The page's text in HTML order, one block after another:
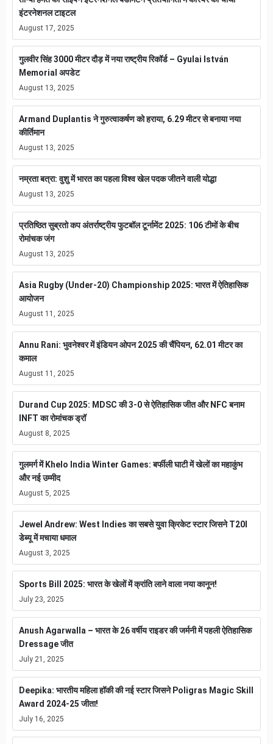
इंटरनेशनल टाइटल
August 17, 2025
गुलवीर सिंह 3000 मीटर दौड़ में नया राष्ट्रीय रिकॉर्ड – Gyulai István
Memorial अपडेट
August 13, 2025
Armand Duplantis ने गुरुत्वाकर्षण को हराया, 6.29 मीटर से बनाया नया
कीर्तिमान
August 13, 2025
नम्रता बत्रा: वुशु में भारत का पहला विश्व खेल पदक जीतने वाली योद्धा
August 13, 2025
प्रतिष्ठित सुब्रतो कप अंतर्राष्ट्रीय फुटबॉल टूर्नामेंट 2025: 106 टीमों के बीच
रोमांचक जंग
August 13, 2025
Asia Rugby (Under-20) Championship 2025: भारत में ऐतिहासिक
आयोजन
August 11, 2025
Annu Rani: भुवनेश्वर में इंडियन ओपन 2025 की चैंपियन, 62.01 मीटर का
कमाल
August 11, 2025
Durand Cup 2025: MDSC की 3-0 से ऐतिहासिक जीत और NFC बनाम
INFT का रोमांचक ड्रॉ
August 8, 2025
गुलमर्ग में Khelo India Winter Games: बर्फीली घाटी में खेलों का महाकुंभ
और नई उम्मीद
August 5, 2025
Jewel Andrew: West Indies का सबसे युवा क्रिकेट स्टार जिसने T20I
डेब्यू में मचाया धमाल
August 3, 2025
Sports Bill 2025: भारत के खेलों में क्रांति लाने वाला नया कानून!
July 23, 2025
Anush Agarwalla – भारत के 26 वर्षीय राइडर की जर्मनी में पहली ऐतिहासिक
Dressage जीत
July 21, 2025
Deepika: भारतीय महिला हॉकी की नई स्टार जिसने Poligras Magic Skill
Award 2024-25 जीता!
July 16, 2025